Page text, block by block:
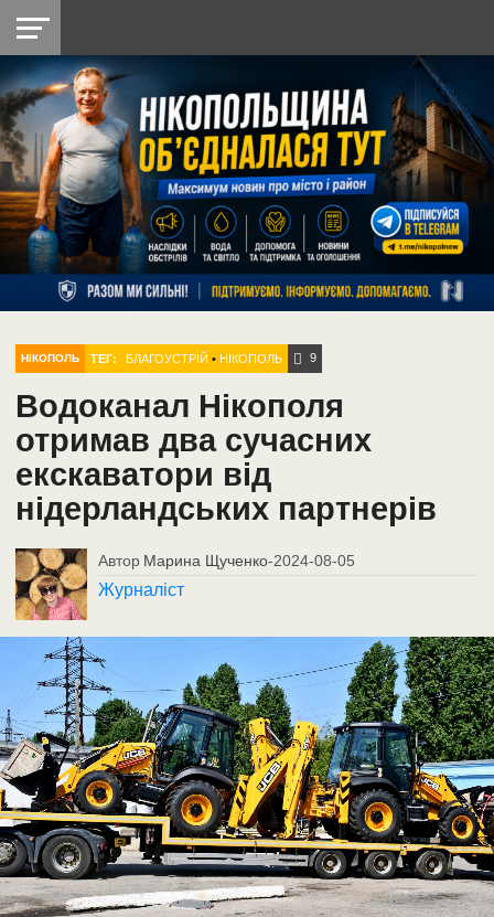
НІКОПОЛЬ
РАЙОН
СІЧЕСЛАВСЬКА
УКРАЇНА
РЕТРО
НІКОПОЛЬ
ЛАЙТ
УКРАЇНА
ДОПОМОГА
РАДІО
НІКОПОЛЬ ТЕГ: БЛАГОУСТРІЙ •НІКОПОЛЬ 9
Водоканал Нікополя
отримав два сучасних
екскаватори від
нідерландських партнерів
Автор Марина Щученко-2024-08-05
Журналіст